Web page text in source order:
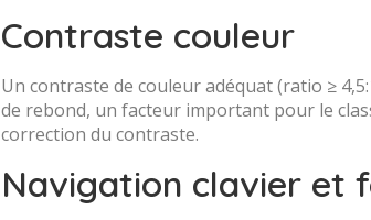
Contraste couleur
Un contraste de couleur adéquat (ratio ≥
de rebond, un facteur important pour le
correction du contraste.
Navigation clavier et